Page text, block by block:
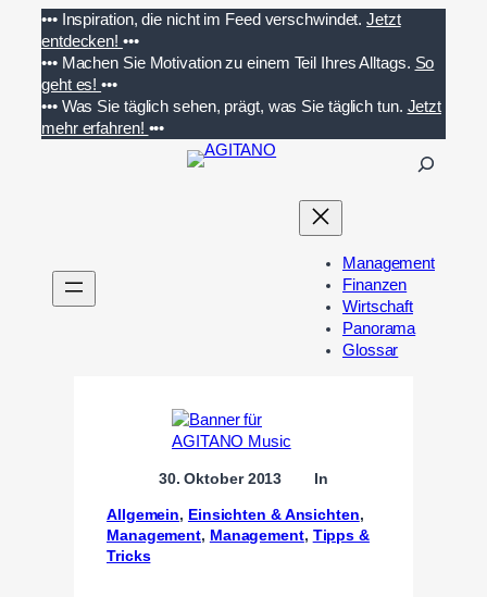
Inhalt
springen
••• Inspiration, die nicht im Feed verschwindet. Jetzt
entdecken! •••
••• Machen Sie Motivation zu einem Teil Ihres Alltags. So
geht es!•••
••• Was Sie täglich sehen, prägt, was Sie täglich tun. Jetzt
mehr erfahren! •••
n
Management
Finanzen
Wirtschaft
Panorama
Glossar
30. Oktober 2013 In
Allgemein, Einsichten & Ansichten
Management, Management, Tipps &
Tricks